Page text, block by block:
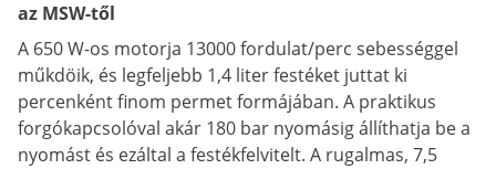
az MSW-től
A 650 W-os motorja 13000 fordulat/perc sebességgel
műkdöik, és legfeljebb 1,4 liter festéket juttat ki
percenként finom permet formájában. A praktikus
forgókapcsolóval akár 180 bar nyomásig állíthatja be a
nyomást és ezáltal a festékfelvitelt. A rugalmas, 7,5